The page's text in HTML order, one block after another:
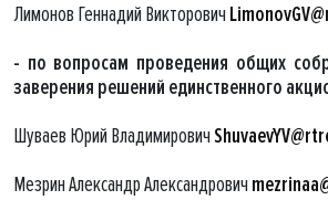
Лимонов Геннадий Викторович
- по вопросам проведения общих
заверения решений единственного
Шуваев Юрий Владимирович
Мезрин Александр Александрович